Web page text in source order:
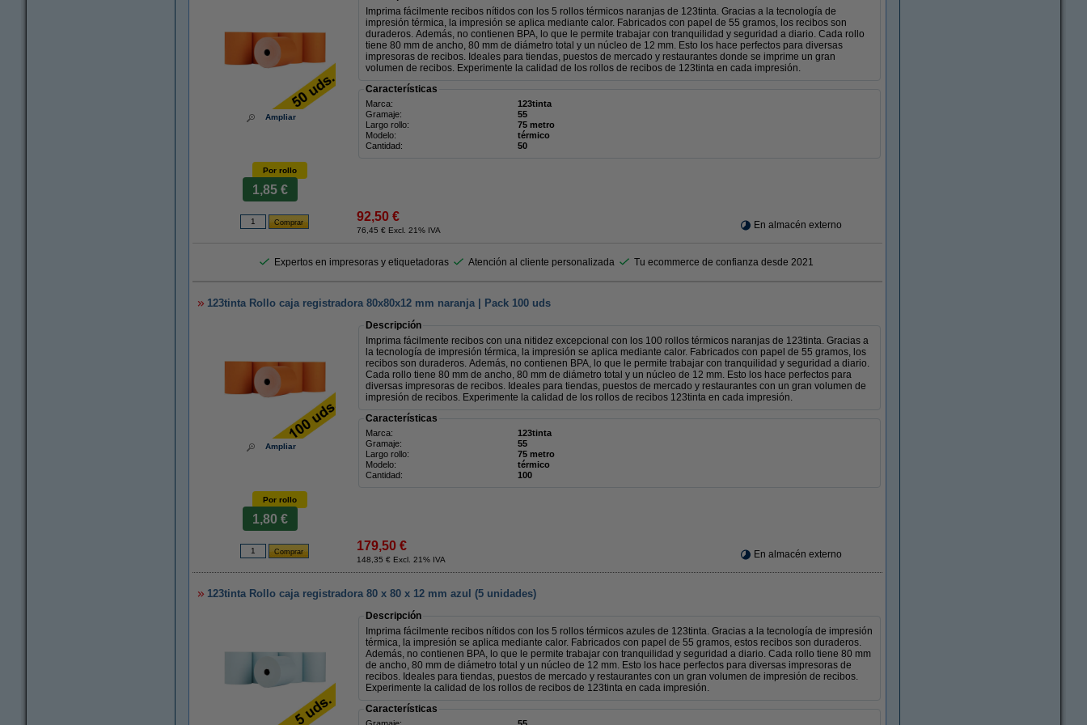
Ampliar
Imprima fácilmente recibos nítidos con los 5 rollos térmicos naranjas de 123tinta. Gracias a la tecnología de
impresión térmica, la impresión se aplica mediante calor. Fabricados con papel de 55 gramos, los recibos son
duraderos. Además, no contienen BPA, lo que le permite trabajar con tranquilidad y seguridad a diario. Cada rollo
tiene 80 mm de ancho, 80 mm de diámetro total y un núcleo de 12 mm. Esto los hace perfectos para diversas
impresoras de recibos. Ideales para tiendas, puestos de mercado y restaurantes donde se imprime un gran
volumen de recibos. Experimente la calidad de los rollos de recibos de 123tinta en cada impresión.
Características
Marca:
123tinta
Gramaje:
55
Largo rollo:
75 metro
Modelo:
térmico
Cantidad:
50
Por rollo
1,85 €
92,50 €
76,45 € Excl. 21% IVA En almacén externo
Expertos en impresoras y etiquetadoras Atención al cliente personalizada Tu ecommerce de confianza desde 2021
123tinta Rollo caja registradora 80x80x12 mm naranja | Pack 100 uds
Ampliar
Descripción
Imprima fácilmente recibos con una nitidez excepcional con los 100 rollos térmicos naranjas de 123tinta. Gracias a
la tecnología de impresión térmica, la impresión se aplica mediante calor. Fabricados con papel de 55 gramos, los
recibos son duraderos. Además, no contienen BPA, lo que le permite trabajar con tranquilidad y seguridad a diario.
Cada rollo tiene 80 mm de ancho, 80 mm de diámetro total y un núcleo de 12 mm. Esto los hace perfectos para
diversas impresoras de recibos. Ideales para tiendas, puestos de mercado y restaurantes con un gran volumen de
impresión de recibos. Experimente la calidad de los rollos de recibos 123tinta en cada impresión.
Características
Marca:
123tinta
Gramaje:
55
Largo rollo:
75 metro
Modelo:
térmico
Cantidad:
100
Por rollo
1,80 €
179,50 €
148,35 € Excl. 21% IVA En almacén externo
123tinta Rollo caja registradora 80 x 80 x 12 mm azul (5 unidades)
Descripción
Imprima fácilmente recibos nítidos con los 5 rollos térmicos azules de 123tinta. Gracias a la tecnología de impresión
térmica, la impresión se aplica mediante calor. Fabricados con papel de 55 gramos, estos recibos son duraderos.
Además, no contienen BPA, lo que le permite trabajar con tranquilidad y seguridad a diario. Cada rollo tiene 80 mm
de ancho, 80 mm de diámetro total y un núcleo de 12 mm. Esto los hace perfectos para diversas impresoras de
recibos. Ideales para tiendas, puestos de mercado y restaurantes con un gran volumen de impresión de recibos.
Experimente la calidad de los rollos de recibos de 123tinta en cada impresión.
Características